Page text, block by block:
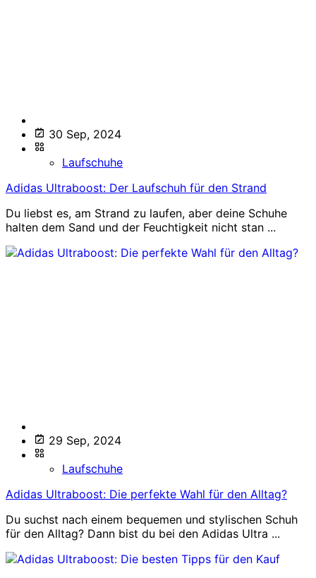
30 Sep, 2024
Laufschuhe
Adidas Ultraboost: Der Laufschuh für den Strand
Du liebst es, am Strand zu laufen, aber deine Schuhe
halten dem Sand und der Feuchtigkeit nicht stan ...
29 Sep, 2024
Laufschuhe
Adidas Ultraboost: Die perfekte Wahl für den Alltag?
Du suchst nach einem bequemen und stylischen Schuh
für den Alltag? Dann bist du bei den Adidas Ultra ...